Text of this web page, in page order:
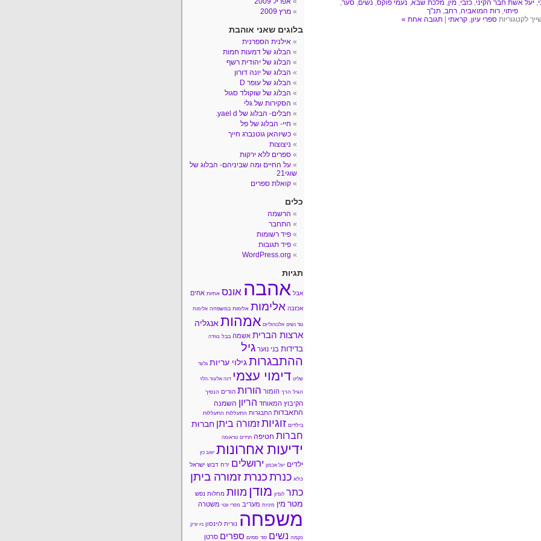
,יעל אשת חבר הקיני,כזבי,מין,מלכת שבא, נעמי פוקס, נשים,סער,
פיתוי,רות המואביה,רחב,תנ"ך
לקטגוריות ספרי עיון, קראתי תגובה אחת »
מרץ 2009
בלוגים שאני אוהבת
אילנית הספרנית
הבלוג של דמעות חמות
הבלוג של יהודית רשף
הבלוג של יונה דורון
הבלוג של עופר D
הבלוג של שוקולד סגול
הסקירות של גלי
חבלים- הבלוג של yael d.
חיי- הבלוג של פל
כשיוהאן גוטנברג חייך
ניצוצות
ספרים ללא ירקות
על החיים ומה שביניהם- הבלוג של
שוגי21
קואלת ספרים
כלים
הרשמה
התחבר
פיד רשומות
פיד תגובות
WordPress.org
תגיות
אבל אהבה אונס אחיות אחים
אכזבה אלימות אלימות במשפחה אלימות
נגד נשים אלכוהוליזם אמהותאנגליה
ארצות הברית אשמה בבל בגידה
בדידות בני נוער גיל
ההתבגרות גילוי עריות גלעד
שליט דימוי עצמי דנה אלעזר-הלוי
הגיל הרך הומור הורות הורים הנסיך
הקיבוץ המאוחד הריון השמנה
התאבדות התבגרות התעללות התעללות
בילדים זוגיותזמורה ביתן חברוּת
חברות חטיפה חרדים טראומה
ידיעות אחרונות יואב כץ
ילדים יעל אכמון ירושלים ירח דבש ישראל
כלא כנרת כנרת זמורה ביתן
כתר לונדון מודן מוות מחלות נפש
מטר מין מיניות מעריב מפרי עטי משטרה
משפחה נורית לוינסון ניו יורק
נקמה נשים סוד סמים ספרים סרטן